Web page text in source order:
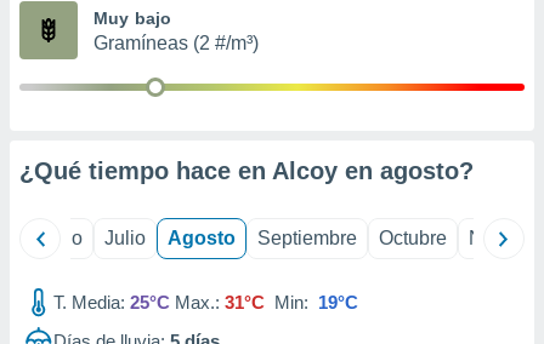
publicidad
publicidad
Muy bajo
Gramíneas (2 #/m³)
¿Qué tiempo hace en Alcoy en agosto?
Junio Julio Agosto Septiembre Octubre
T. Media: 25°C Max.: 31°C Min: 19°C